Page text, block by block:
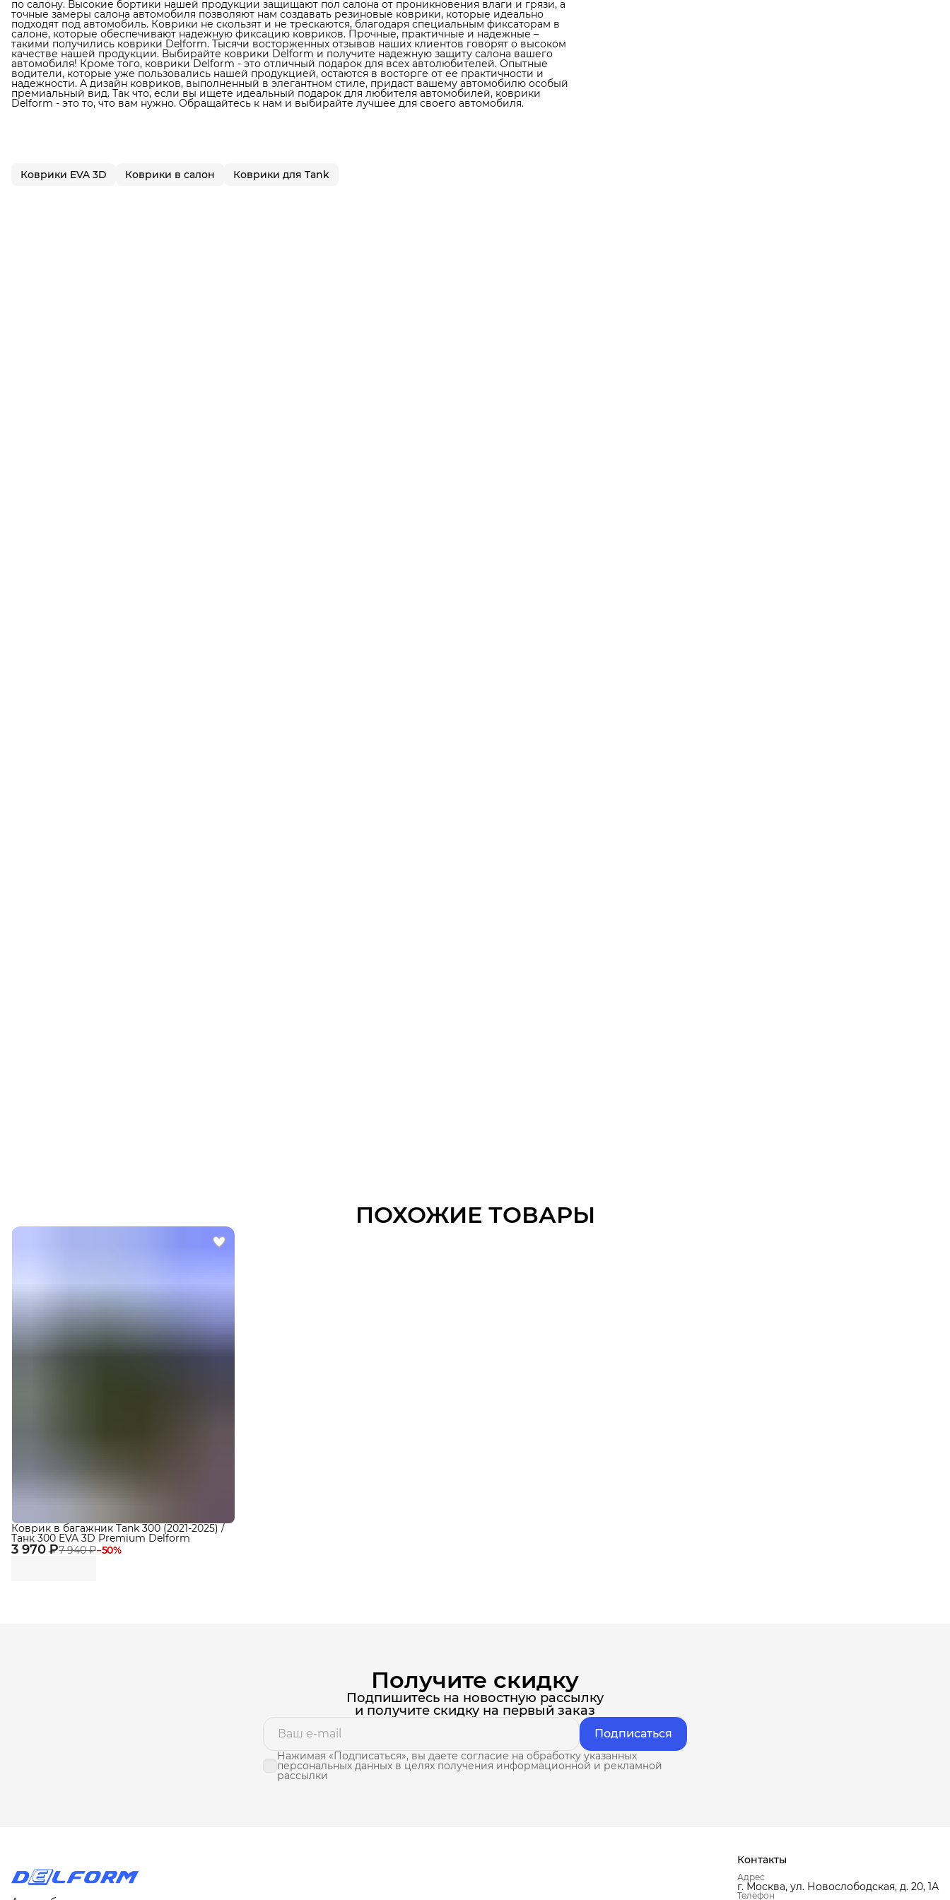
по салону. Высокие бортики нашей продукции защищают пол салона от проникновения влаги и грязи, а
точные замеры салона автомобиля позволяют нам создавать резиновые коврики, которые идеально
подходят под автомобиль. Коврики не скользят и не трескаются, благодаря специальным фиксаторам в
салоне, которые обеспечивают надежную фиксацию ковриков. Прочные, практичные и надежные –
такими получились коврики Delform. Тысячи восторженных отзывов наших клиентов говорят о высоком
качестве нашей продукции. Выбирайте коврики Delform и получите надежную защиту салона вашего
автомобиля! Кроме того, коврики Delform - это отличный подарок для всех автолюбителей. Опытные
водители, которые уже пользовались нашей продукцией, остаются в восторге от ее практичности и
надежности. А дизайн ковриков, выполненный в элегантном стиле, придаст вашему автомобилю особый
премиальный вид. Так что, если вы ищете идеальный подарок для любителя автомобилей, коврики
Delform - это то, что вам нужно. Обращайтесь к нам и выбирайте лучшее для своего автомобиля.
Коврики EVA 3D Коврики в салон Коврики для Tank
ПОХОЖИЕ ТОВАРЫ
3 970 ₽7 940 ₽−50%
Коврик в багажник Tank 300 (2021-2025) /
Танк 300 EVA 3D Premium Delform
Получите скидку
Подпишитесь на новостную рассылку
и получите скидку на первый заказ
Подписаться
Нажимая «Подписаться», вы даете согласие на обработку указанных
персональных данных в целях получения информационной и рекламной
рассылки
Контакты
Адрес
г. Москва, ул. Новослободская, д. 20, 1А
Телефон